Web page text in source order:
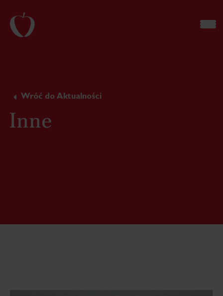
Wróć do Aktualności
Inne